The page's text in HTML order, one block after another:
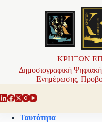
ΚΡΗΤΩΝ
Δημοσιογραφική
Ενημέρωσης,
Ταυτότητα